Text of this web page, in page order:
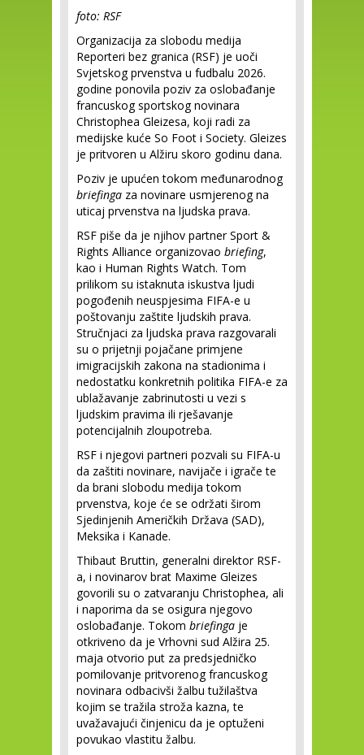
foto: RSF
Organizacija za slobodu medija
Reporteri bez granica (RSF) je uoči
Svjetskog prvenstva u fudbalu 2026.
godine ponovila poziv za oslobađanje
francuskog sportskog novinara
Christophea Gleizesa, koji radi za
medijske kuće So Foot i Society. Gleizes
je pritvoren u Alžiru skoro godinu dana.
Poziv je upućen tokom međunarodnog
briefinga za novinare usmjerenog na
uticaj prvenstva na ljudska prava.
RSF piše da je njihov partner Sport &
Rights Alliance organizovao briefing,
kao i Human Rights Watch. Tom
prilikom su istaknuta iskustva ljudi
pogođenih neuspjesima FIFA-e u
poštovanju zaštite ljudskih prava.
Stručnjaci za ljudska prava razgovarali
su o prijetnji pojačane primjene
imigracijskih zakona na stadionima i
nedostatku konkretnih politika FIFA-e za
ublažavanje zabrinutosti u vezi s
ljudskim pravima ili rješavanje
potencijalnih zloupotreba.
RSF i njegovi partneri pozvali su FIFA-u
da zaštiti novinare, navijače i igrače te
da brani slobodu medija tokom
prvenstva, koje će se održati širom
Sjedinjenih Američkih Država (SAD),
Meksika i Kanade.
Thibaut Bruttin, generalni direktor RSF-
a, i novinarov brat Maxime Gleizes
govorili su o zatvaranju Christophea, ali
i naporima da se osigura njegovo
oslobađanje. Tokom briefinga je
otkriveno da je Vrhovni sud Alžira 25.
maja otvorio put za predsjedničko
pomilovanje pritvorenog francuskog
novinara odbacivši žalbu tužilaštva
kojim se tražila stroža kazna, te
uvažavajući činjenicu da je optuženi
povukao vlastitu žalbu.